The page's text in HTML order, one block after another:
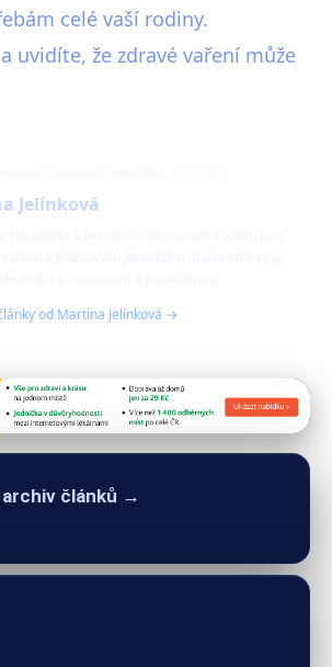
celé vaší rodiny.
uvidíte, že zdravé vaření může
Jelínková
od Martina Jelínková →
článků →